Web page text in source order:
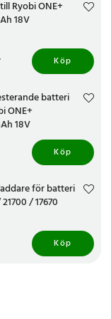
Ryobi ONE+
18V
kr Köp
batteri
ONE+
18V
kr Köp
för batteri
/ 17670
Köp